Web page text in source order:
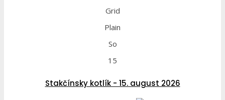
Grid
Plain
So
15
Stakčínsky kotlík - 15. august 2026